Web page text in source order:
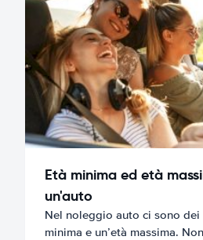
Età minima ed età
un'auto
Nel noleggio auto ci sono dei
minima e un’età massima.